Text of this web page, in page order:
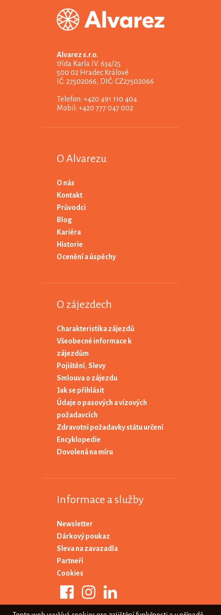
Alvarez s.r.o.
třída Karla IV. 634/25
500 02 Hradec Králové
IČ: 27502066, DIČ: CZ27502066
Telefon: +420 491 110 404
Mobil: +420 777 047 002
O Alvarezu
O nás
Kontakt
Průvodci
Blog
Kariéra
Historie
Ocenění a úspěchy
O zájezdech
Charakteristika zájezdů
Všeobecné informace k
zájezdům
Pojištění, Slevy
Smlouva o zájezdu
Jak se přihlásit
Údaje o pasových a vízových
požadavcích
Zdravotní požadavky státu určení
Encyklopedie
Dovolená na míru
Informace a služby
Newsletter
Dárkový poukaz
Sleva na zavazadla
Partneři
Cookies